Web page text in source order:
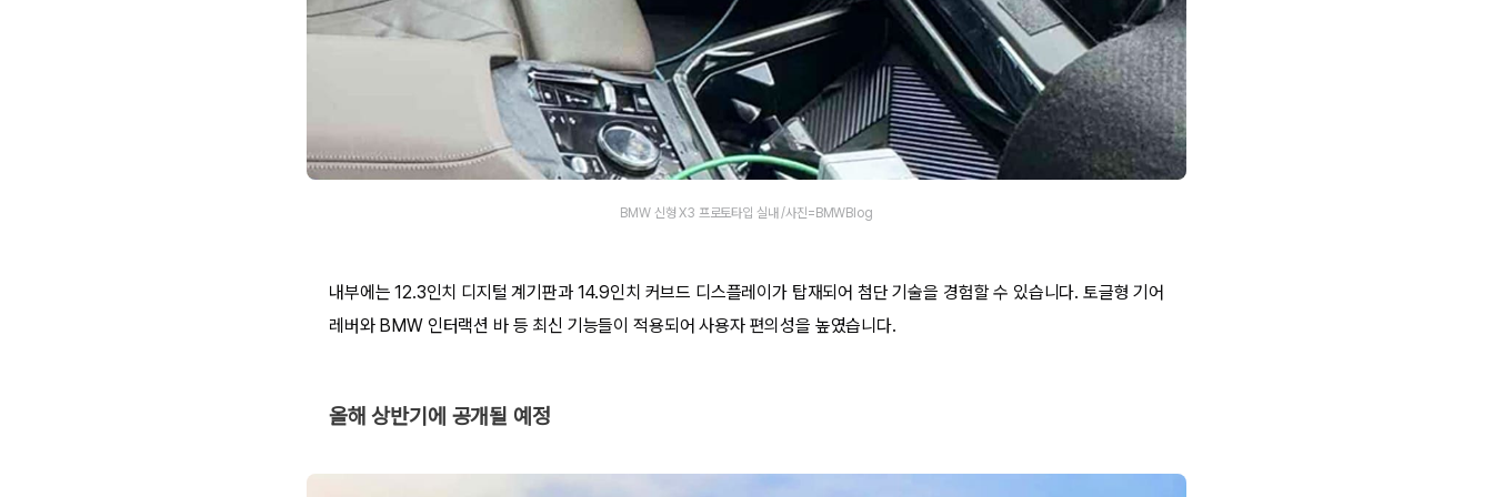
BMW 신형 X3 프로토타입 실내 /사진=BMWBlog
내부에는 12.3인치 디지털 계기판과 14.9인치 커브드 디스플레이가 탑재되어 첨단 기술을 경험할 수 있습니다. 토글형 기어
레버와 BMW 인터랙션 바 등 최신 기능들이 적용되어 사용자 편의성을 높였습니다.
올해 상반기에 공개될 예정